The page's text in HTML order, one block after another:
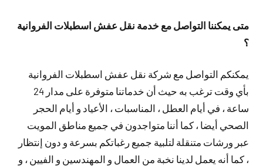
متى يمكننا التواصل مع خدمة نقل عفش اسطبلات الفروانية
؟
يمكنكم التواصل مع شركة نقل عفش اسطبلات الفروانية
بأي وقت ترغب به حيث أن خدماتنا متوفرة على مدار 24
ساعة ، في أيام العطل ، المناسبات ، الأعياد و أيام الحجر
الصحي أيضا ، كما أننا متواجدون في جميع مناطق المويت
عبر ورشات متنقلة لتلبية جميع رغباتكم بسرعة و دون إنتظار
، كما أنه يعمل لدينا نخبة من العمال و المهندسين و الفيين ، و